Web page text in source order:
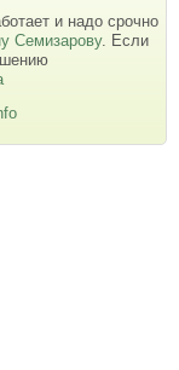
и надо срочно
Семизарову. Если